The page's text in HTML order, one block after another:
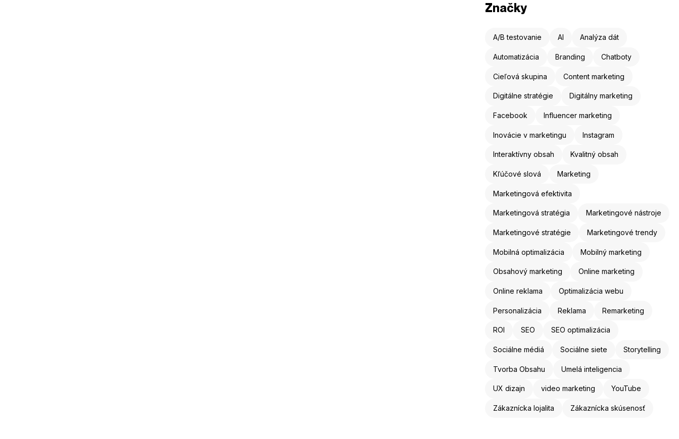
Značky
A/B testovanie AI Analýza dát
Automatizácia Branding Chatboty
Cieľová skupina Content marketing
Digitálne stratégie Digitálny marketing
Facebook Influencer marketing
Inovácie v marketingu Instagram
Interaktívny obsah Kvalitný obsah
Kľúčové slová Marketing
Marketingová efektivita
Marketingová stratégia Marketingové nástroje
Marketingové stratégie Marketingové trendy
Mobilná optimalizácia Mobilný marketing
Obsahový marketing Online marketing
Online reklama Optimalizácia webu
Personalizácia Reklama Remarketing
ROI SEO SEO optimalizácia
Sociálne médiá Sociálne siete Storytelling
Tvorba Obsahu Umelá inteligencia
UX dizajn video marketing YouTube
Zákaznícka lojalita Zákaznícka skúsenosť